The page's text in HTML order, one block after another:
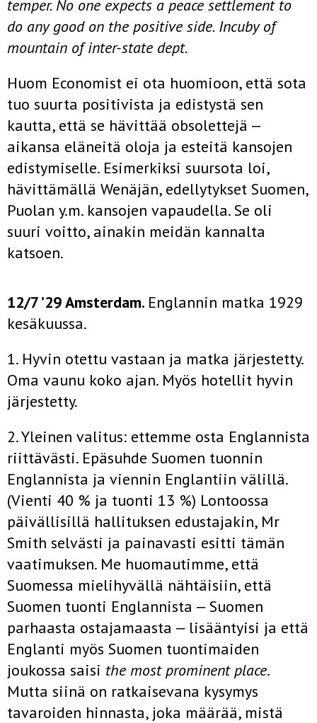
temper. No one expects a peace settlement to
do any good on the positive side. Incuby of
mountain of inter-state dept.
Huom Economist ei ota huomioon, että sota
tuo suurta positivista ja edistystä sen
kautta, että se hävittää obsolettejä ‒
aikansa eläneitä oloja ja esteitä kansojen
edistymiselle. Esimerkiksi suursota loi,
hävittämällä Wenäjän, edellytykset Suomen,
Puolan y.m. kansojen vapaudella. Se oli
suuri voitto, ainakin meidän kannalta
katsoen.
12/7 ’29 Amsterdam. Englannin matka 1929
kesäkuussa.
1. Hyvin otettu vastaan ja matka järjestetty.
Oma vaunu koko ajan. Myös hotellit hyvin
järjestetty.
2. Yleinen valitus: ettemme osta Englannista
riittävästi. Epäsuhde Suomen tuonnin
Englannista ja viennin Englantiin välillä.
(Vienti 40 % ja tuonti 13 %) Lontoossa
päivällisillä hallituksen edustajakin, Mr
Smith selvästi ja painavasti esitti tämän
vaatimuksen. Me huomautimme, että
Suomessa mielihyvällä nähtäisiin, että
Suomen tuonti Englannista ‒ Suomen
parhaasta ostajamaasta ‒ lisääntyisi ja että
Englanti myös Suomen tuontimaiden
joukossa saisi the most prominent place.
Mutta siinä on ratkaisevana kysymys
tavaroiden hinnasta, joka määrää, mistä